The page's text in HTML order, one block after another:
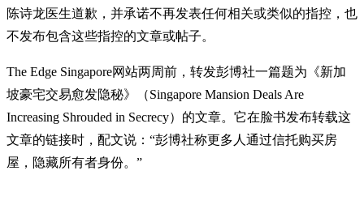
陈诗龙医生道歉，并承诺不再发表任何相关或类似的指控，也
不发布包含这些指控的文章或帖子。
The Edge Singapore网站两周前，转发彭博社一篇题为《新加
坡豪宅交易愈发隐秘》（Singapore Mansion Deals Are
Increasing Shrouded in Secrecy）的文章。它在脸书发布转载这
文章的链接时，配文说：“彭博社称更多人通过信托购买房
屋，隐藏所有者身份。”